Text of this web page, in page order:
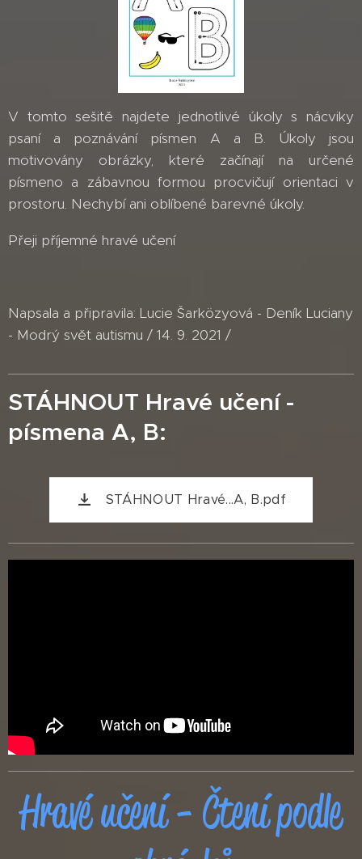
V tomto sešitě najdete jednotlivé úkoly s nácviky
psaní a poznávání písmen A a B. Úkoly jsou
motivovány obrázky, které začínají na určené
písmeno a zábavnou formou procvičují orientaci v
prostoru. Nechybí ani oblíbené barevné úkoly.
Přeji příjemné hravé učení
Napsala a připravila: Lucie Šarközyová - Deník Luciany
- Modrý svět autismu / 14. 9. 2021 /
STÁHNOUT Hravé učení -
písmena A, B:
STÁHNOUT Hravé...A, B.pdf
Hravé učení - Čtení podle